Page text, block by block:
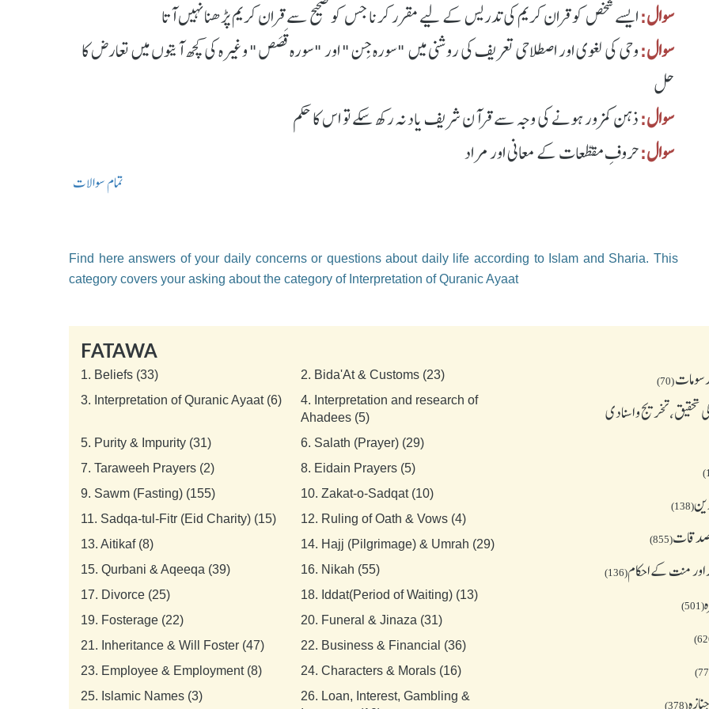
سوال:ایسے شخص کو قران کریم کی تدریس کے لیے مقرر کرنا جس کو صحیح سے قران کریم پڑھنا نہیں آتا
سوال:وحی کی لغوی اور اصطلاحی تعریف کی روشنی میں "سورہ جِن" اور "سورہ قَصَص" وغیرہ کی کچھ آیتوں میں تعارض کا
حل
سوال:ذہن کمزور ہونے کی وجہ سے قرآن شریف یاد نہ رکھ سکے تو اس کا حکم
سوال:حروفِ مقطّعات کے معانی اور مراد
تمام سوالات
Find here answers of your daily concerns or questions about daily life according to Islam and Sharia. This
category covers your asking about the category of Interpretation of Quranic Ayaat
(70)
تحقیق، تخریج و اسنادی
(138)
صدقات(855)
اور منت کے احکام(136)
(501)
(378)
FATAWA
1. Beliefs (33) 2. Bida'At & Customs (23)
3. Interpretation of Quranic Ayaat (6) 4. Interpretation and research of
Ahadees (5)
5. Purity & Impurity (31) 6. Salath (Prayer) (29)
7. Taraweeh Prayers (2) 8. Eidain Prayers (5)
9. Sawm (Fasting) (155) 10. Zakat-o-Sadqat (10)
11. Sadqa-tul-Fitr (Eid Charity) (15) 12. Ruling of Oath & Vows (4)
13. Aitikaf (8) 14. Hajj (Pilgrimage) & Umrah (29)
15. Qurbani & Aqeeqa (39) 16. Nikah (55)
17. Divorce (25) 18. Iddat(Period of Waiting) (13)
19. Fosterage (22) 20. Funeral & Jinaza (31)
21. Inheritance & Will Foster (47) 22. Business & Financial (36)
23. Employee & Employment (8) 24. Characters & Morals (16)
25. Islamic Names (3) 26. Loan, Interest, Gambling &